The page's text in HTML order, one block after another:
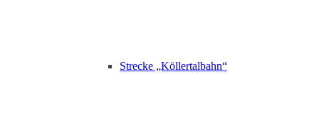
Strecke „Köllertalbahn“